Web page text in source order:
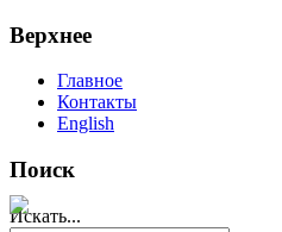
Верхнее
Главное
Контакты
English
Поиск
Искать...